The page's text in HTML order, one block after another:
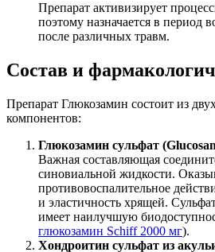
Препарат активизирует
поэтому назначается в период
после различных травм.
Состав и
Препарат Глюкозамин состоит из
компонентов:
Глюкозамин сульфат
Важная составляющая
синовиальной жидкости.
противовоспалительное
и эластичность хрящей.
имеет наилучшую
глюкозамин Schiff 2000 мг).
Хондроитин сульфат из